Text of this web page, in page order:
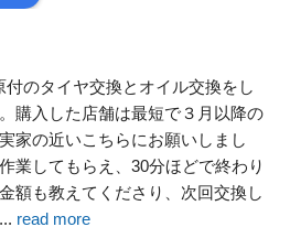
付のタイヤ交換とオイル交換をし
購入した店舗は最短で３月以降の
家の近いこちらにお願いしまし
業してもらえ、30分ほどで終わり
額も教えてくださり、次回交換し
... read more